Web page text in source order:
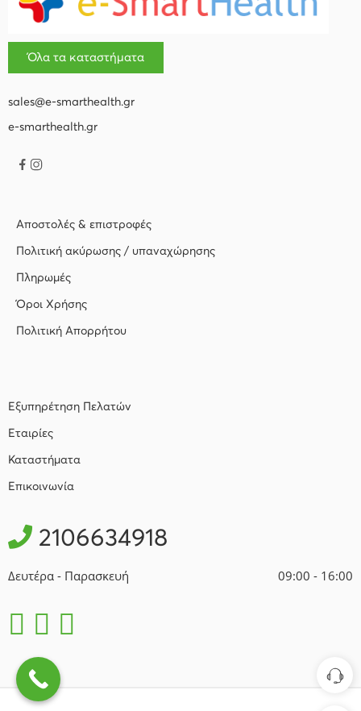
Όλα τα καταστήματα
sales@e-smarthealth.gr
e-smarthealth.gr
Αποστολές & επιστροφές
Πολιτική ακύρωσης / υπαναχώρησης
Πληρωμές
Όροι Χρήσης
Πολιτική Απορρήτου
Εξυπηρέτηση Πελατών
Εταιρίες
Καταστήματα
Επικοινωνία
2106634918
Δευτέρα - Παρασκευή 09:00 - 16:00